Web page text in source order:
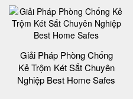
Giải Pháp Phòng Chống
Kẻ Trộm Két Sắt Chuyên
Nghiệp Best Home Safes